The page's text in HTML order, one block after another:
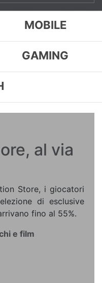
MOBILE
GAMING
al via
Store, i giocatori
di esclusive
fino al 55%.
e film